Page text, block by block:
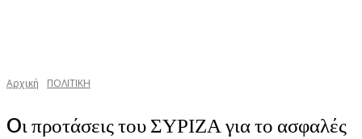
Αρχική ΠΟΛΙΤΙΚΗ
Oι προτάσεις του ΣΥΡΙΖΑ για το ασφαλές